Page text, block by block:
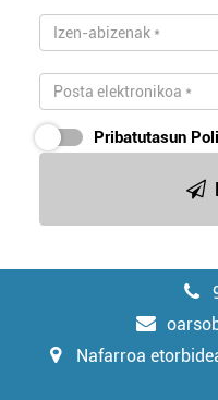
Pribatutasun
Nafarroa